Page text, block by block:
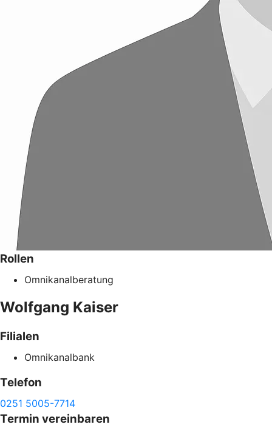
Rollen
Omnikanalberatung
Wolfgang Kaiser
Filialen
Omnikanalbank
Telefon
0251 5005-7714
Termin vereinbaren